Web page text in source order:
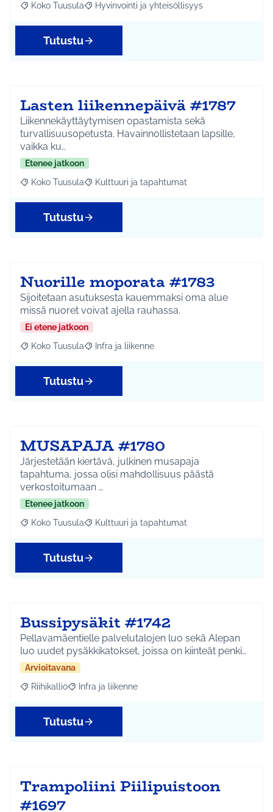
Rajaa tulokset aihepiirin mukaan: Koko Tuusula
Koko Tuusula Rajaa tulokset teeman mukaan: Hyvinvointi ja
Hyvinvointi ja yhteisöllisyys
Tutustu
Lasten liikennepäivä #1787
Liikennekäyttäytymisen opastamista sekä
turvallisuusopetusta. Havainnollistetaan lapsille,
vaikka ku…
Etenee jatkoon
Rajaa tulokset aihepiirin mukaan: Koko Tuusula
Koko Tuusula Rajaa tulokset teeman mukaan: Kulttuuri ja
Kulttuuri ja tapahtumat
Tutustu
Nuorille moporata #1783
Sijoitetaan asutuksesta kauemmaksi oma alue
missä nuoret voivat ajella rauhassa.
Ei etene jatkoon
Rajaa tulokset aihepiirin mukaan: Koko Tuusula
Koko Tuusula Rajaa tulokset teeman mukaan: Infra ja liikenne
Infra ja liikenne
Tutustu
MUSAPAJA #1780
Järjestetään kiertävä, julkinen musapaja
tapahtuma, jossa olisi mahdollisuus päästä
verkostoitumaan …
Etenee jatkoon
Rajaa tulokset aihepiirin mukaan: Koko Tuusula
Koko Tuusula Rajaa tulokset teeman mukaan: Kulttuuri ja
Kulttuuri ja tapahtumat
Tutustu
Bussipysäkit #1742
Pellavamäentielle palvelutalojen luo sekä Alepan
luo uudet pysäkkikatokset, joissa on kiinteät penki…
Arvioitavana
Rajaa tulokset aihepiirin mukaan: Riihikallio
Riihikallio Rajaa tulokset teeman mukaan: Infra ja liikenne
Infra ja liikenne
Tutustu
Trampoliini Piilipuistoon
#1697